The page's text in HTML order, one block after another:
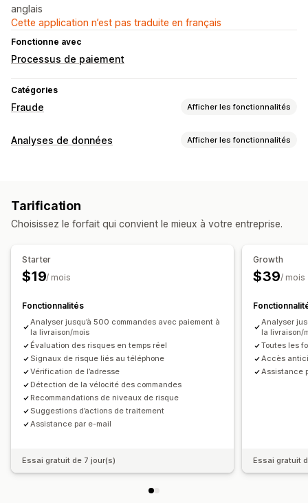
anglais
Cette application n’est pas traduite en français
Fonctionne avec
Processus de paiement
Catégories
Fraude Afficher les fonctionnalités
Types de fraudes
Validation de la commande
Validation du paiement à la livraison
Filtres anti-fraude
Alertes de risque élevé
Notifications de fraudes
Analyses de données Afficher les fonctionnalités
Suivi de l’événement
Supports visuels et rapports
Tarification
Choisissez le forfait qui convient le mieux à votre entreprise.
Starter
$19/ mois
Fonctionnalités
Analyser jusqu’à 500 commandes avec paiement à
la livraison/mois
Évaluation des risques en temps réel
Signaux de risque liés au téléphone
Vérification de l’adresse
Détection de la vélocité des commandes
Recommandations de niveaux de risque
Suggestions d’actions de traitement
Assistance par e-mail
Essai gratuit de 7 jour(s)
Growth
$39/ mois
Analyser
la livraison/
Toutes les
Accès
Assistance
Essai gratuit